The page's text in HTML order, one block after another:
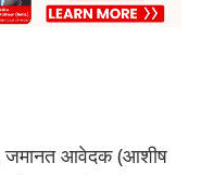
जमानत आवेदक (आशीष